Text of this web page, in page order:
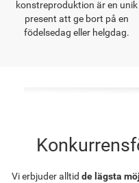
konstreproduktion är en unik
present att ge bort på en
födelsedag eller helgdag.
Vi erbjuder alltid de lägsta